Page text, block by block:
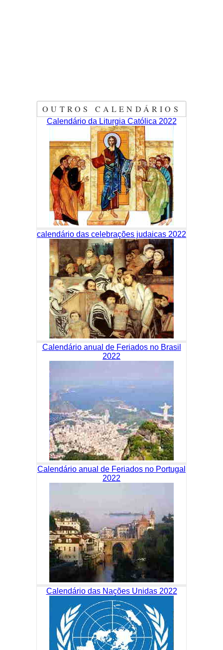
OUTROS CALENDÁRIOS
Calendário da Liturgia Católica 2022
calendário das celebrações judaicas 2022
Calendário anual de Feriados no Brasil
2022
Calendário anual de Feriados no Portugal
2022
Calendário das Nações Unidas 2022